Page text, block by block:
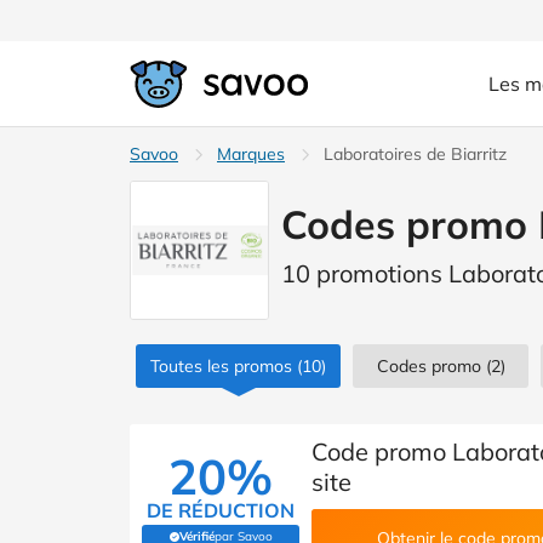
Les
Savoo Marques Laboratoires de Biarritz
Codes
10 promotions
Toutes les promos (10) Codes promo(2)
20%
DE RÉDUCTION
Vérifiépar Savoo
Code promo
site
Obtenir le code